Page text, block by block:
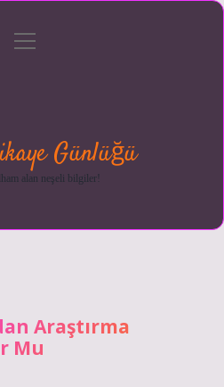
menüyü
Günlüğü
alan neşeli bilgiler!
Araştırma
Mu